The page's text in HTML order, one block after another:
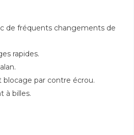
de fréquents changements de
rapides.
par contre écrou.
à billes.